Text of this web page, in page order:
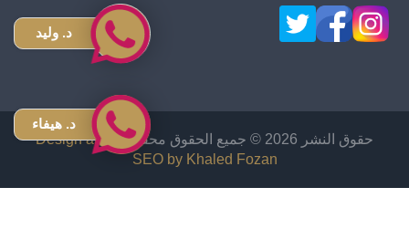
حقوق النشر 2026 © جميع الحقوق محفوظة
Design and
SEO by Khaled Fozan
د. وليد
د. هيفاء